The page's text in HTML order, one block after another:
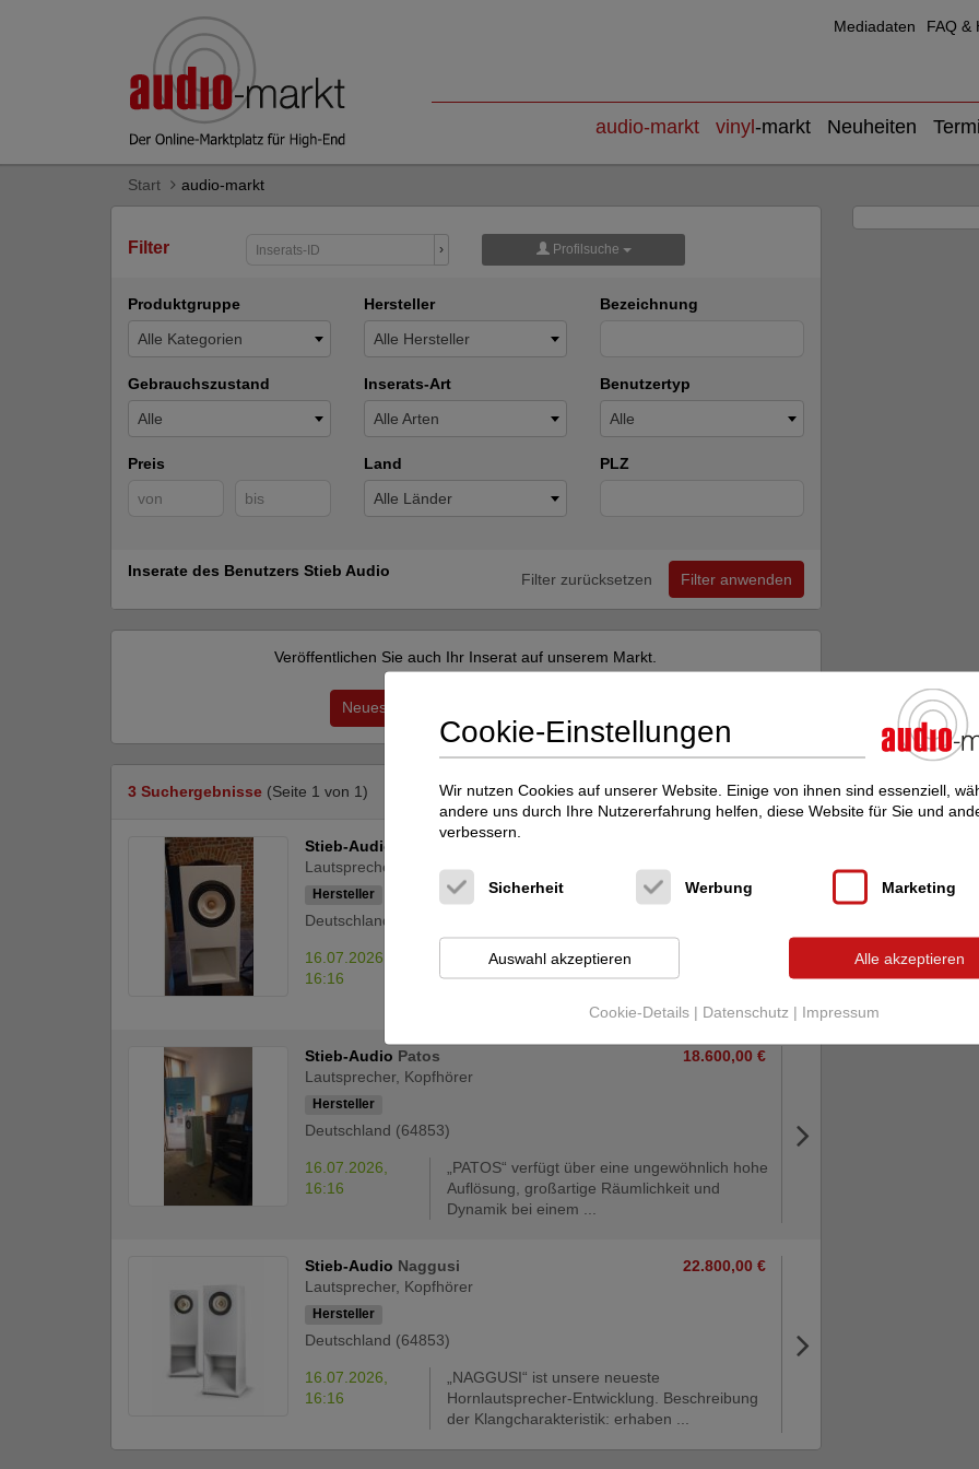
Mediadaten FAQ &
audio-markt vinyl -markt Neuheiten
Start audio-markt
Filter › Profilsuche
Produktgruppe
Alle Kategorien
Gebrauchszustand
Alle
Hersteller
Alle Hersteller
Inserats-Art
Alle Arten
Bezeichnung
Benutzertyp
Alle
Preis
Land
Alle Länder
PLZ
Inserate des Benutzers Stieb Audio Filter zurücksetzen Filter anwenden
Veröffentlichen Sie auch Ihr Inserat auf unserem Markt.
Neues Angebot
3 Suchergebnisse (Seite 1 von 1) Sortieren nach: Neueste
Stieb-Audio
Lautsprecher, Kopfhörer
Hersteller
Deutschland (64853)
16.07.2026,
16:16
„PIKULO“ ist unsere kleinste Lautsprecherbox,
sie kann sowohl im Regal als auch auf einem
Stieb-Audio Patos
Lautsprecher, Kopfhörer
Hersteller
Deutschland (64853)
18.600,00 €
16.07.2026,
16:16
„PATOS“ verfügt über eine ungewöhnlich hohe
Auflösung, großartige Räumlichkeit und
Dynamik bei einem ...
Stieb-Audio Naggusi
Lautsprecher, Kopfhörer
Hersteller
Deutschland (64853)
22.800,00 €
16.07.2026,
16:16
„NAGGUSI“ ist unsere neueste
Hornlautsprecher-Entwicklung. Beschreibung
der Klangcharakteristik: erhaben ...
Cookie-Einstellungen
Wir nutzen Cookies auf unserer Website. Einige von ihnen sind essenziell,
andere uns durch Ihre Nutzererfahrung helfen, diese Website für Sie und
verbessern.
Cookie-Details | Datenschutz | Impressum
Sicherheit Werbung Marketing
Auswahl akzeptieren Alle akzeptieren